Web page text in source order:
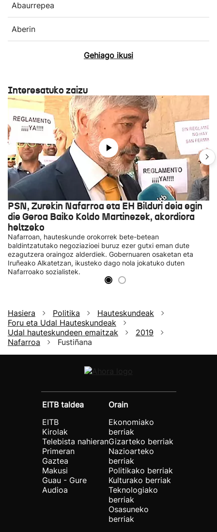
Abaurrepea
Aberin
Gehiago ikusi
Interesatuko zaizu
PSN, Zurekin Nafarroa eta EH Bilduri deia egin
die Geroa Baiko Koldo Martinezek, akordiora
heltzeko
Nafarroan, hauteskunde orokorrek bete-betean
baldintzatutako negoziazioei buruz ezer gutxi eman dute
ezagutzera oraingoz alderdiek. Gobernuaren osaketan eta
Iruñeako Alkatetzan, ikusteko dago nola jokatuko duten
Nafarroako sozialistek.
Hasiera Politika
Hauteskundeak
Foru eta Udal Hauteskundeak
Udal hauteskundeen emaitzak
2019
Nafarroa
Fustiñana
EITB taldea
EITB
Kirolak
Telebista nahieran
Primeran
Gaztea
Makusi
Guau - Gure
Audioa
Orain
Ekonomiako
berriak
Gizarteko berriak
Nazioarteko
berriak
Politikako berriak
Kulturako berriak
Teknologiako
berriak
Osasuneko
berriak